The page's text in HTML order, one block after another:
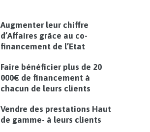
Augmenter leur chiffre
d’Affaires grâce au co-
financement de l’Etat
Faire bénéficier plus de 20
000€ de financement à
chacun de leurs clients
Vendre des prestations Haut
de gamme- à leurs clients